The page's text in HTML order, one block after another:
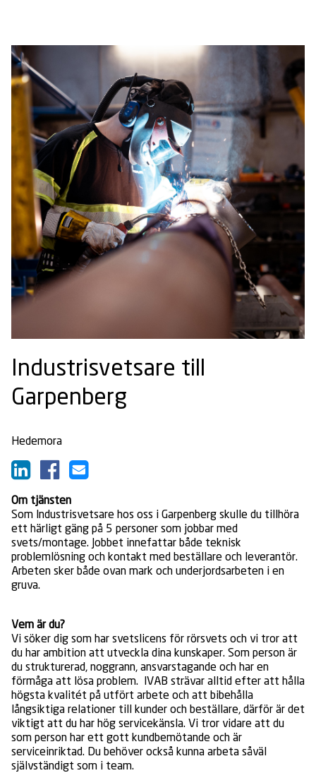
Industrisvetsare till
Garpenberg
Hedemora
Om tjänsten
Som Industrisvetsare hos oss i Garpenberg skulle du tillhöra
ett härligt gäng på 5 personer som jobbar med
svets/montage. Jobbet innefattar både teknisk
problemlösning och kontakt med beställare och leverantör.
Arbeten sker både ovan mark och underjordsarbeten i en
gruva.
Vem är du?
Vi söker dig som har svetslicens för rörsvets och vi tror att
du har ambition att utveckla dina kunskaper. Som person är
du strukturerad, noggrann, ansvarstagande och har en
förmåga att lösa problem. IVAB strävar alltid efter att hålla
högsta kvalitét på utfört arbete och att bibehålla
långsiktiga relationer till kunder och beställare, därför är det
viktigt att du har hög servicekänsla. Vi tror vidare att du
som person har ett gott kundbemötande och är
serviceinriktad. Du behöver också kunna arbeta såväl
självständigt som i team.